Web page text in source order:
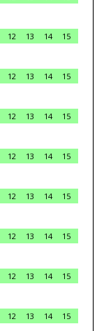
12 13 14
15
12 13 14
15
12 13 14
15
12 13 14
15
12 13 14
15
12 13 14
15
12 13 14
15
12 13 14
15